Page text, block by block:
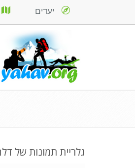
יעדים
גלריית תמונות של